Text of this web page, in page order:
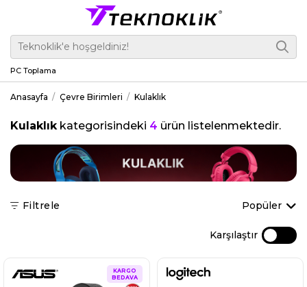
PC Toplama
Anasayfa Çevre Birimleri Kulaklık
Kulaklıkkategorisindeki 4 ürün listelenmektedir.
Filtrele Popüler
Karşılaştır
KARGO
BEDAVA